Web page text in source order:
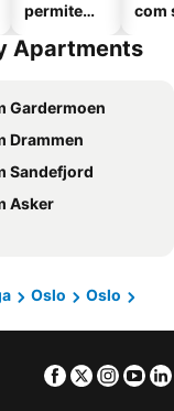
permitem
com
Apartments
Gardermoen
Drammen
Sandefjord
Asker
Oslo
Oslo
Facebook
Twitter